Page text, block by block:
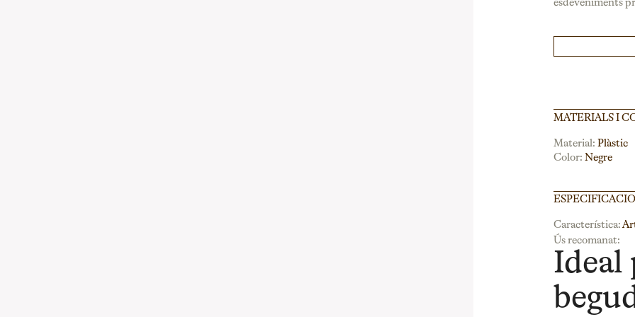
esdeveniments
MATERIALS I
Material: Plàstic
Color: Negre
Característica:
Ús recomanat:
Ideal